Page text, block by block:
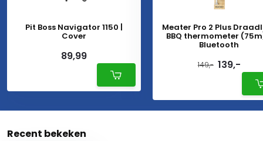
Pit Boss Navigator 1150 |
Cover
89,99
Meater Pro 2 Plus
BBQ thermometer
Bluetooth
149,- 139,-
Recent bekeken